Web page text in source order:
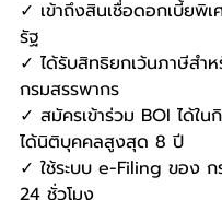
✓ เข้าถึงสินเชื่อดอกเบี้ยพิ
รัฐ
✓ ได้รับสิทธิยกเว้นภาษีสำ
กรมสรรพากร
✓ สมัครเข้าร่วม BOI ได้ใ
ได้นิติบุคคลสูงสุด 8 ปี
✓ ใช้ระบบ e-Filing ของ ก
24 ชั่วโมง